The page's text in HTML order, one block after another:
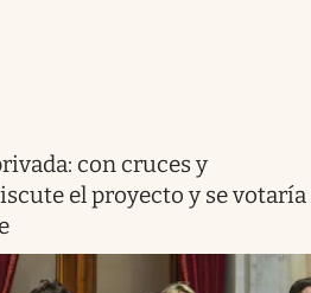
con cruces y
el proyecto y se votaría